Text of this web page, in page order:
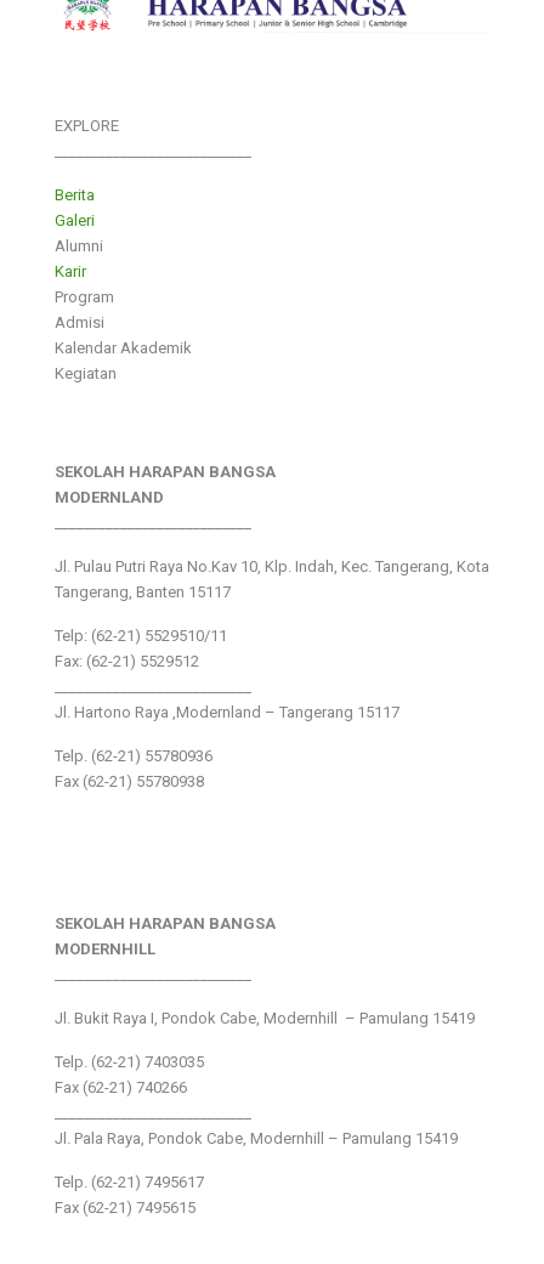
EXPLORE
Berita
Galeri
Alumni
Karir
Program
Admisi
Kalendar Akademik
Kegiatan
SEKOLAH HARAPAN BANGSA
MODERNLAND
Jl. Pulau Putri Raya No.Kav 10, Klp. Indah, Kec. Tangerang, Kota
Tangerang, Banten 15117
Telp: (62-21) 5529510/11
Fax: (62-21) 5529512
Jl. Hartono Raya ,Modernland – Tangerang 15117
Telp. (62-21) 55780936
Fax (62-21) 55780938
SEKOLAH HARAPAN BANGSA
MODERNHILL
Jl. Bukit Raya I, Pondok Cabe, Modernhill – Pamulang 15419
Telp. (62-21) 7403035
Fax (62-21) 740266
Jl. Pala Raya, Pondok Cabe, Modernhill – Pamulang 15419
Telp. (62-21) 7495617
Fax (62-21) 7495615